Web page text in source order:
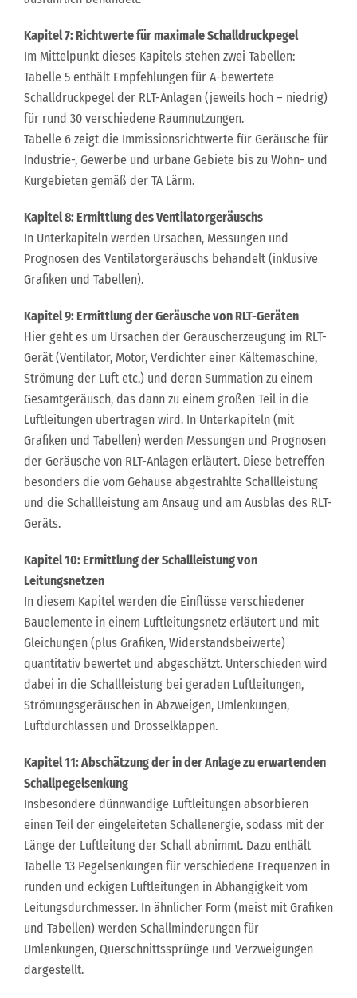
Kapitel 7: Richtwerte für maximale Schalldruckpegel
Im Mittelpunkt dieses Kapitels stehen zwei Tabellen:
Tabelle 5 enthält Empfehlungen für A-bewertete
Schalldruckpegel der RLT-Anlagen (jeweils hoch – niedrig)
für rund 30 verschiedene Raumnutzungen.
Tabelle 6 zeigt die Immissionsrichtwerte für Geräusche für
Industrie-, Gewerbe und urbane Gebiete bis zu Wohn- und
Kurgebieten gemäß der TA Lärm.
Kapitel 8: Ermittlung des Ventilatorgeräuschs
In Unterkapiteln werden Ursachen, Messungen und
Prognosen des Ventilatorgeräuschs behandelt (inklusive
Grafiken und Tabellen).
Kapitel 9: Ermittlung der Geräusche von RLT-Geräten
Hier geht es um Ursachen der Geräuscherzeugung im RLT-
Gerät (Ventilator, Motor, Verdichter einer Kältemaschine,
Strömung der Luft etc.) und deren Summation zu einem
Gesamtgeräusch, das dann zu einem großen Teil in die
Luftleitungen übertragen wird. In Unterkapiteln (mit
Grafiken und Tabellen) werden Messungen und Prognosen
der Geräusche von RLT-Anlagen erläutert. Diese betreffen
besonders die vom Gehäuse abgestrahlte Schallleistung
und die Schallleistung am Ansaug und am Ausblas des RLT-
Geräts.
Kapitel 10: Ermittlung der Schallleistung von
Leitungsnetzen
In diesem Kapitel werden die Einflüsse verschiedener
Bauelemente in einem Luftleitungsnetz erläutert und mit
Gleichungen (plus Grafiken, Widerstandsbeiwerte)
quantitativ bewertet und abgeschätzt. Unterschieden wird
dabei in die Schallleistung bei geraden Luftleitungen,
Strömungsgeräuschen in Abzweigen, Umlenkungen,
Luftdurchlässen und Drosselklappen.
Kapitel 11: Abschätzung der in der Anlage zu erwartenden
Schallpegelsenkung
Insbesondere dünnwandige Luftleitungen absorbieren
einen Teil der eingeleiteten Schallenergie, sodass mit der
Länge der Luftleitung der Schall abnimmt. Dazu enthält
Tabelle 13 Pegelsenkungen für verschiedene Frequenzen in
runden und eckigen Luftleitungen in Abhängigkeit vom
Leitungsdurchmesser. In ähnlicher Form (meist mit Grafiken
und Tabellen) werden Schallminderungen für
Umlenkungen, Querschnittssprünge und Verzweigungen
dargestellt.